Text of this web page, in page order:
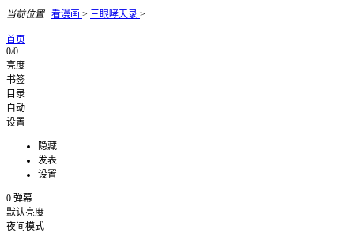
当前位置: 看漫画 > 三眼哮天录 >
首页
0/0
亮度
书签
目录
自动
设置
隐藏
发表
设置
0 弹幕
默认亮度
夜间模式